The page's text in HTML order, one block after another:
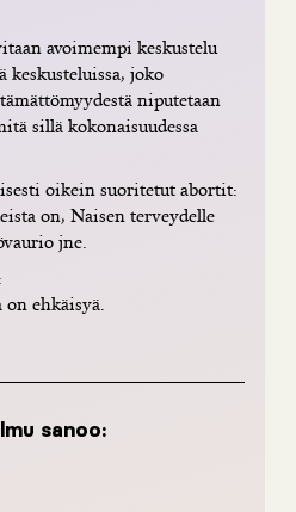
avoimempi keskustelu
keskusteluissa, joko
niputetaan
sillä kokonaisuudessa
oikein suoritetut abortit:
on, Naisen terveydelle
jne.
ehkäisyä.
sanoo: